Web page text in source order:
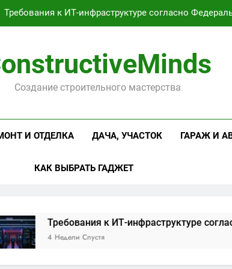
Требования к ИТ-инфраструктуре согласно
и серийное производство светодиодных
косметика и оборудование для
Требования к ИТ-инфраструктуре согласно
и серийное производство светодиодных
Создание строительного мастерства
И ОТДЕЛКА ДАЧА, УЧАСТОК ГАРАЖ И
КАК ВЫБРАТЬ ГАДЖЕТ
Требования к ИТ-инфраструктуре
4 Недели Спустя